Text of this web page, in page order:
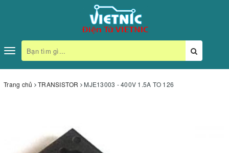
Toggle
navigation
Trang chủ TRANSISTOR MJE13003 - 400V 1.5A TO 126